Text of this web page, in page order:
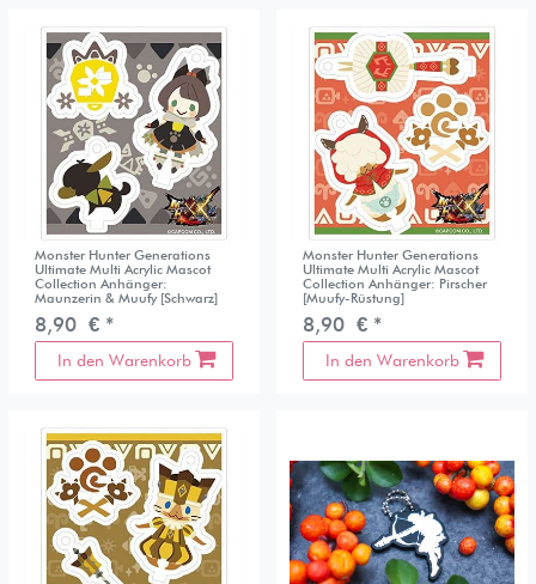
Monster Hunter Generations
Ultimate Multi Acrylic Mascot
Collection Anhänger:
Maunzerin & Muufy [Schwarz]
8,90 € *
In den Warenkorb
Monster Hunter Generations
Ultimate Multi Acrylic Mascot
Collection Anhänger: Pirscher
[Muufy-Rüstung]
8,90 € *
In den Warenkorb